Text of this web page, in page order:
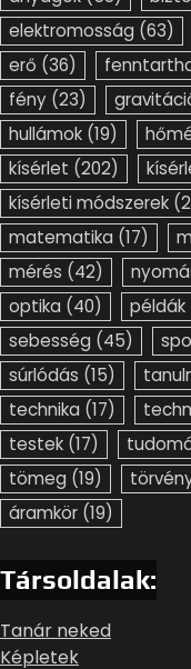
elektromosság (63)
erő (36)
fény (23)
hullámok (19)
kísérlet (202)
kísérleti módszerek
matematika (17)
mérés (42)
optika (40) példák
sebesség (45)
súrlódás (15)
technika (17)
testek (17)
tömeg (19)
áramkör (19)
Társoldalak:
Tanár neked
Képletek